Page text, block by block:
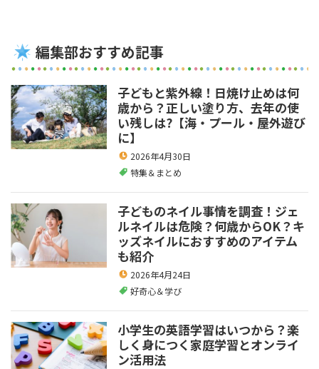
編集部おすすめ記事
子どもと紫外線！日焼け止めは何
歳から？正しい塗り方、去年の使
い残しは?【海・プール・屋外遊び
に】
2026年4月30日
特集＆まとめ
子どものネイル事情を調査！ジェ
ルネイルは危険？何歳からOK？キ
ッズネイルにおすすめのアイテム
も紹介
2026年4月24日
好奇心＆学び
小学生の英語学習はいつから？楽
しく身につく家庭学習とオンライ
ン活用法